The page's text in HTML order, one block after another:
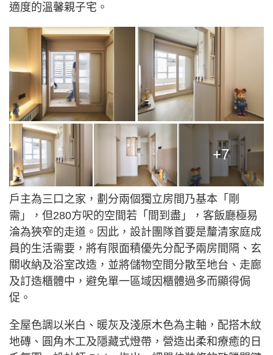
適度的溫馨親子宅。
+7
戶主為三口之家，劃分兩個獨立房間乃基本「剛
需」，但280方呎的空間若「間到盡」，客飯廳極易
淪為狹窄的走道。因此，設計團隊首要是釐清家庭成
員的生活需要，將有限面積優先分配予兩房間隔、玄
關收納及浴室改造，並將儲物空間分散至地台、走廊
及訂造櫃體中，避免單一區域因櫃體過多而顯得侷
促。
全屋色調以米白、暖灰及淺原木色為主軸，配搭木紋
地磚、圓角木工及隱藏式燈帶，營造出柔和療癒的日